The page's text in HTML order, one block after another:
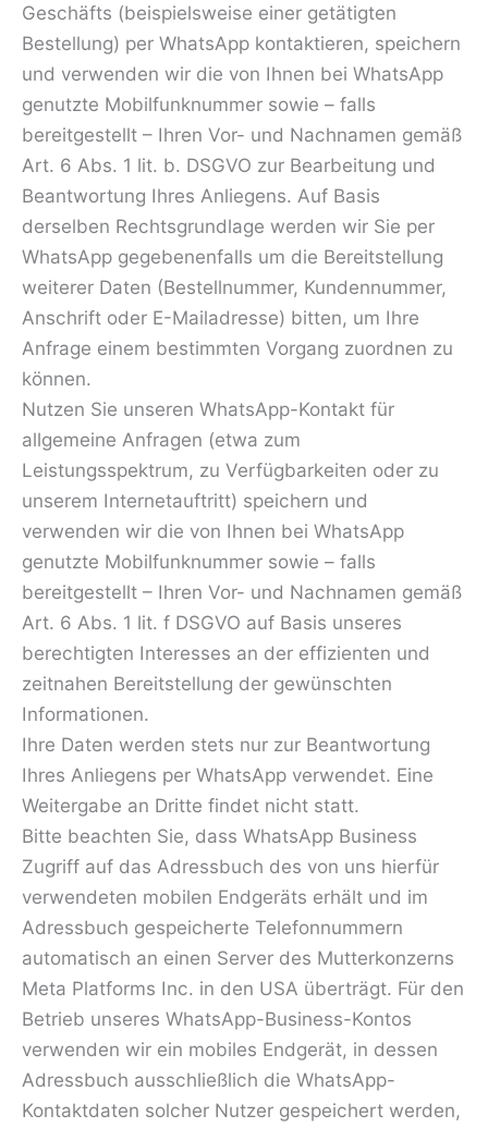
Geschäfts (beispielsweise einer getätigten
Bestellung) per WhatsApp kontaktieren, speichern
und verwenden wir die von Ihnen bei WhatsApp
genutzte Mobilfunknummer sowie – falls
bereitgestellt – Ihren Vor- und Nachnamen gemäß
Art. 6 Abs. 1 lit. b. DSGVO zur Bearbeitung und
Beantwortung Ihres Anliegens. Auf Basis
derselben Rechtsgrundlage werden wir Sie per
WhatsApp gegebenenfalls um die Bereitstellung
weiterer Daten (Bestellnummer, Kundennummer,
Anschrift oder E-Mailadresse) bitten, um Ihre
Anfrage einem bestimmten Vorgang zuordnen zu
können.
Nutzen Sie unseren WhatsApp-Kontakt für
allgemeine Anfragen (etwa zum
Leistungsspektrum, zu Verfügbarkeiten oder zu
unserem Internetauftritt) speichern und
verwenden wir die von Ihnen bei WhatsApp
genutzte Mobilfunknummer sowie – falls
bereitgestellt – Ihren Vor- und Nachnamen gemäß
Art. 6 Abs. 1 lit. f DSGVO auf Basis unseres
berechtigten Interesses an der effizienten und
zeitnahen Bereitstellung der gewünschten
Informationen.
Ihre Daten werden stets nur zur Beantwortung
Ihres Anliegens per WhatsApp verwendet. Eine
Weitergabe an Dritte findet nicht statt.
Bitte beachten Sie, dass WhatsApp Business
Zugriff auf das Adressbuch des von uns hierfür
verwendeten mobilen Endgeräts erhält und im
Adressbuch gespeicherte Telefonnummern
automatisch an einen Server des Mutterkonzerns
Meta Platforms Inc. in den USA überträgt. Für den
Betrieb unseres WhatsApp-Business-Kontos
verwenden wir ein mobiles Endgerät, in dessen
Adressbuch ausschließlich die WhatsApp-
Kontaktdaten solcher Nutzer gespeichert werden,